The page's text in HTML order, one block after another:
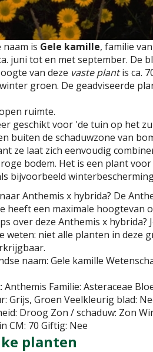
naam is Gele kamille, familie
juni tot en met september. De
van deze vaste plantis ca.
groen. De geadviseerde
ruimte.
geschikt voor 'de tuin op het
buiten de schaduwzone van
ze laat zich eenvoudig
bodem. Het is een plant
bijvoorbeeld
Anthemis x hybrida? De
heeft een maximale
over deze Anthemis x
weten: niet alle planten in deze
naam: Gele kamille
Anthemis Familie: Asteraceae
Grijs, Groen Veelkleurig blad:
Droog Zon / schaduw: Zon
CM: 70 Giftig: Nee
planten